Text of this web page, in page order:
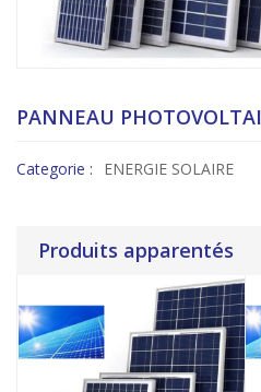
PANNEAU
Categorie : ENERGIE SOLAIRE
Produits apparentés